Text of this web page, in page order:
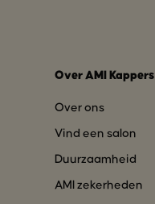
Over AMI Kappers
Over ons
Vind een salon
Duurzaamheid
AMI zekerheden